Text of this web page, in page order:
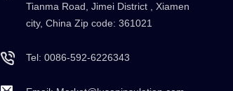
Tianma Road, Jimei District , Xiamen
city, China Zip code: 361021
Tel:0086-592-6226343